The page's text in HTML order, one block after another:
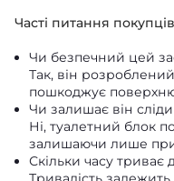
Часті питання
Чи безпечний цей
Так, він розроблений
пошкоджує
Чи залишає він
Ні, туалетний блок
залишаючи лише
Скільки часу триває